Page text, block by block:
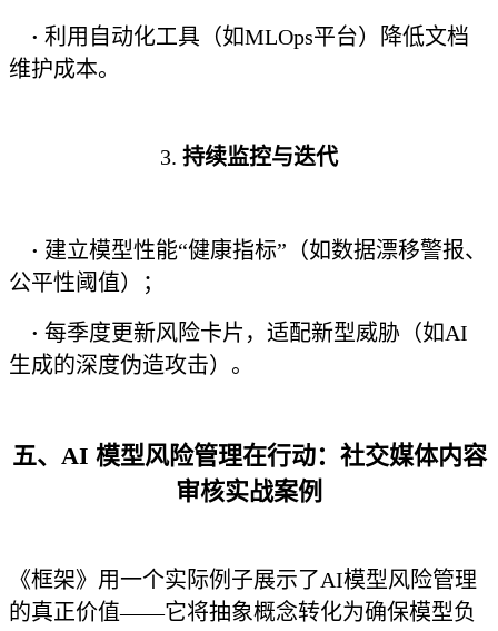
· 利用自动化工具（如MLOps平台）降低文档
维护成本。
3. 持续监控与迭代
· 建立模型性能“健康指标”（如数据漂移警报、
公平性阈值）；
· 每季度更新风险卡片，适配新型威胁（如AI
生成的深度伪造攻击）。
五、AI 模型风险管理在行动： 社交媒体内容
审核实战案例
《框架》用一个实际例子展示了AI模型风险管理
的真正价值——它将抽象概念转化为确保模型负